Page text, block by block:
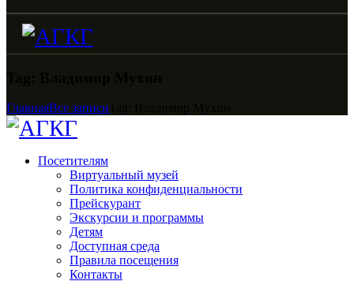
ГлавнаяВсе записи
Посетителям
Виртуальный музей
Политика конфиденциальности
Прейскурант
Экскурсии и программы
Детям
Доступная среда
Правила посещения
Контакты